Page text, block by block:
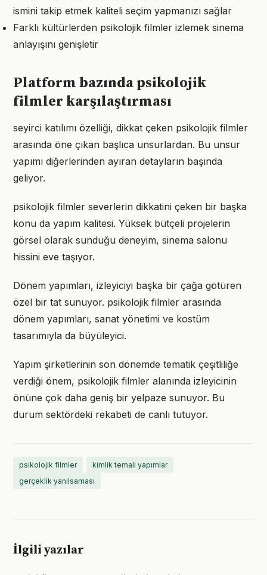
ismini takip etmek kaliteli seçim yapmanızı sağlar
Farklı kültürlerden psikolojik filmler izlemek sinema
anlayışını genişletir
Platform bazında psikolojik
filmler karşılaştırması
seyirci katılımı özelliği, dikkat çeken psikolojik filmler
arasında öne çıkan başlıca unsurlardan. Bu unsur
yapımı diğerlerinden ayıran detayların başında
geliyor.
psikolojik filmler severlerin dikkatini çeken bir başka
konu da yapım kalitesi. Yüksek bütçeli projelerin
görsel olarak sunduğu deneyim, sinema salonu
hissini eve taşıyor.
Dönem yapımları, izleyiciyi başka bir çağa götüren
özel bir tat sunuyor. psikolojik filmler arasında
dönem yapımları, sanat yönetimi ve kostüm
tasarımıyla da büyüleyici.
Yapım şirketlerinin son dönemde tematik çeşitliliğe
verdiği önem, psikolojik filmler alanında izleyicinin
önüne çok daha geniş bir yelpaze sunuyor. Bu
durum sektördeki rekabeti de canlı tutuyor.
psikolojik filmler
kimlik temalı yapımlar
gerçeklik yanılsaması
İlgili yazılar